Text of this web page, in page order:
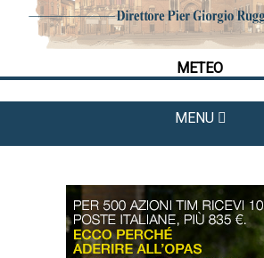
METEO
MENU
LA FOTO
METEO
CULTURA
DAL TERRITORIO
OROSCOPO
LA PIAZZA